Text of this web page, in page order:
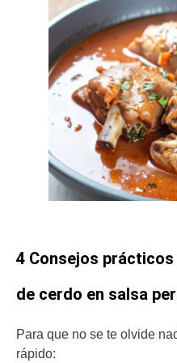
4 Consejos
de cerdo en salsa
Para que no se te olvide
rápido: